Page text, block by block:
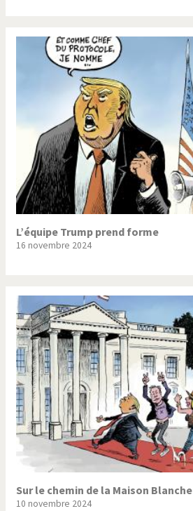
L’équipe Trump prend forme
16 novembre 2024
Sur le chemin de la Maison Blanche
10 novembre 2024